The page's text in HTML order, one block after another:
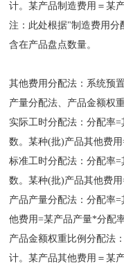
计。某产品制造费用＝某
注：此处根据"制造费用
含在产品盘点数量。
其他费用分配法：系统预
产量分配法、产品金额权
实际工时分配法：分配率
数。某种(批)产品其他费
标准工时分配法：分配率
数。某种(批)产品其他费
产品产量分配法：分配率
他费用=某产品产量*分配率
产品金额权重比例分配法
计。某产品其他费用＝某